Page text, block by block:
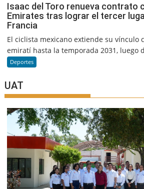
Isaac del Toro renueva contrato
Emirates tras lograr el tercer
Francia
El ciclista mexicano extiende su vínculo
emiratí hasta la temporada 2031, luego
Deportes
UAT